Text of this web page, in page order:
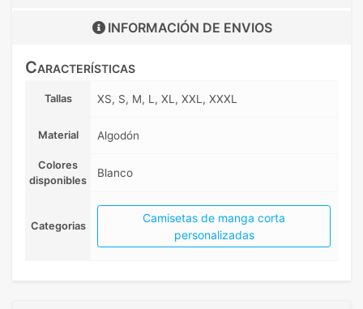
INFORMACIÓN DE ENVIOS
Características
Tallas XS, S, M, L, XL, XXL, XXXL
Material Algodón
Colores
disponibles
Blanco
Categorias
Camisetas de manga corta
personalizadas